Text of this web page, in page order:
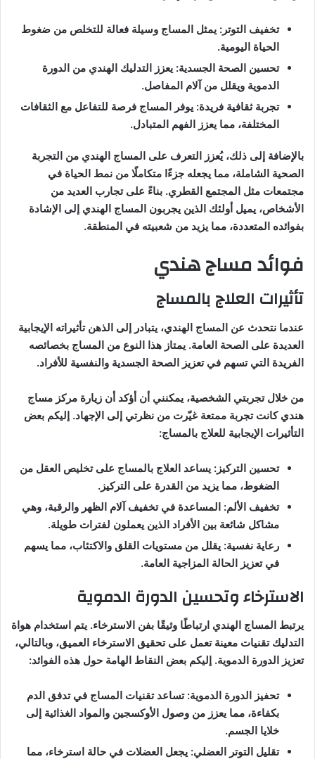
تخفيف التوتر: يمثل المساج وسيلة فعالة للتخلص من ضغوط
الحياة اليومية.
تحسين الصحة الجسدية: يعزز التدليك الهندي من الدورة
الدموية ويقلل من آلام المفاصل.
تجربة ثقافية فريدة: يوفر المساج فرصة للتفاعل مع الثقافات
المختلفة، مما يعزز الفهم المتبادل.
بالإضافة إلى ذلك، يُعزز التعرف على المساج الهندي من التجربة
الصحية الشاملة، مما يجعله جزءًا متكاملًا من نمط الحياة في
مجتمعات مثل المجتمع القطري. بناءً على تجارب العديد من
الأشخاص، يميل أولئك الذين يجربون المساج الهندي إلى الإشادة
بفوائده المتعددة، مما يزيد من شعبيته في المنطقة.
فوائد مساج هندي
تأثيرات العلاج بالمساج
عندما نتحدث عن المساج الهندي، يتبادر إلى الذهن تأثيراته الإيجابية
العديدة على الصحة العامة. يمتاز هذا النوع من المساج بخصائصه
الفريدة التي تسهم في تعزيز الصحة الجسدية والنفسية للأفراد.
من خلال تجربتي الشخصية، يمكنني أن أؤكد أن زيارة مركز مساج
هندي كانت تجربة ممتعة غيّرت من نظرتي إلى الإجهاد. إليكم بعض
التأثيرات الإيجابية للعلاج بالمساج:
تحسين التركيز: يساعد العلاج بالمساج على تخليص العقل من
الضغوط، مما يزيد من القدرة على التركيز.
تخفيف الألم: المساعدة في تخفيف آلام الظهر والرقبة، وهي
مشاكل شائعة بين الأفراد الذين يعملون لفترات طويلة.
رعاية نفسية: يقلل من مستويات القلق والاكتئاب، مما يسهم
في تعزيز الحالة المزاجية العامة.
الاسترخاء وتحسين الدورة الدموية
يرتبط المساج الهندي ارتباطًا وثيقًا بفن الاسترخاء. يتم استخدام هواة
التدليك تقنيات معينة تعمل على تحقيق الاسترخاء العميق، وبالتالي،
تعزيز الدورة الدموية. إليكم بعض النقاط الهامة حول هذه الفوائد:
تحفيز الدورة الدموية: تساعد تقنيات المساج في تدفق الدم
بكفاءة، مما يعزز من وصول الأوكسجين والمواد الغذائية إلى
خلايا الجسم.
تقليل التوتر العضلي: يجعل العضلات في حالة استرخاء، مما